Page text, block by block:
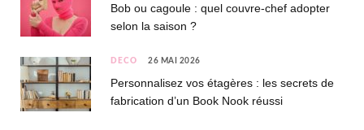
Bob ou cagoule : quel couvre-chef adopter
selon la saison ?
DÉCO 26 MAI 2026
Personnalisez vos étagères : les secrets de
fabrication d’un Book Nook réussi